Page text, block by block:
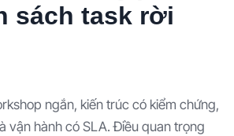
sách task rời
ngắn, kiến trúc có kiểm chứng,
vận hành có SLA. Điều quan trọng